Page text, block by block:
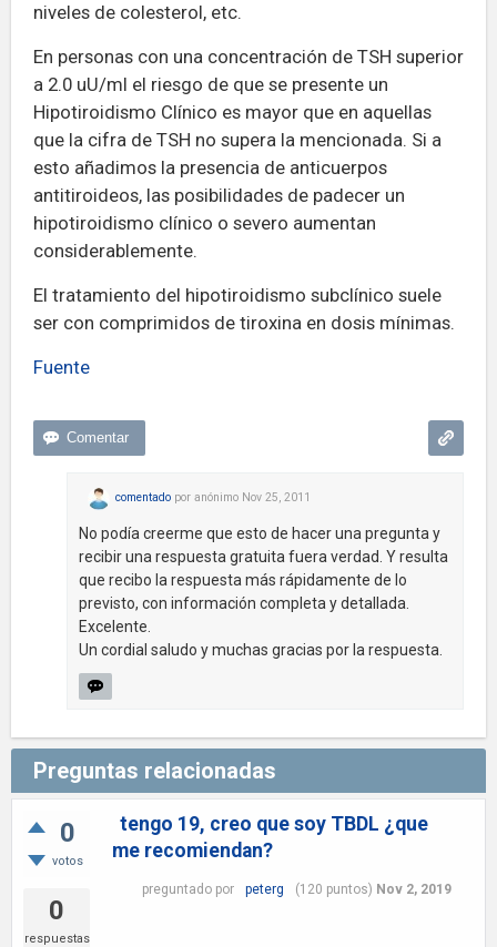
niveles de colesterol, etc.
En personas con una concentración de TSH superior
a 2.0 uU/ml el riesgo de que se presente un
Hipotiroidismo Clínico es mayor que en aquellas
que la cifra de TSH no supera la mencionada. Si a
esto añadimos la presencia de anticuerpos
antitiroideos, las posibilidades de padecer un
hipotiroidismo clínico o severo aumentan
considerablemente.
El tratamiento del hipotiroidismo subclínico suele
ser con comprimidos de tiroxina en dosis mínimas.
Fuente
comentado por anónimo Nov 25, 2011
No podía creerme que esto de hacer una pregunta y
recibir una respuesta gratuita fuera verdad. Y resulta
que recibo la respuesta más rápidamente de lo
previsto, con información completa y detallada.
Excelente.
Un cordial saludo y muchas gracias por la respuesta.
Preguntas relacionadas
0
votos
0
respuestas
tengo 19, creo que soy TBDL ¿que
me recomiendan?
preguntado por peterg (120 puntos) Nov 2, 2019